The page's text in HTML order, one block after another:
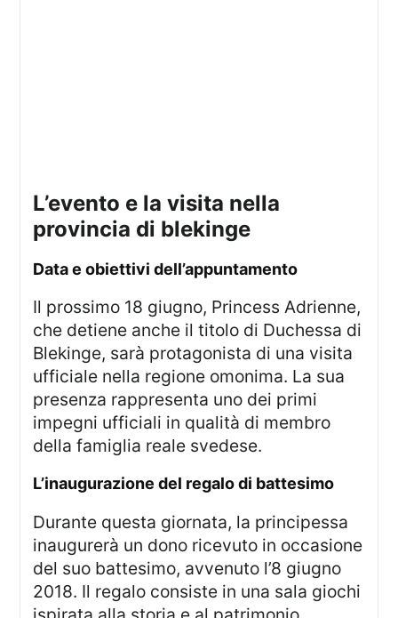
l’evento e la visita nella
provincia di blekinge
data e obiettivi dell’appuntamento
Il prossimo 18 giugno, Princess Adrienne,
che detiene anche il titolo di Duchessa di
Blekinge, sarà protagonista di una visita
ufficiale nella regione omonima. La sua
presenza rappresenta uno dei primi
impegni ufficiali in qualità di membro
della famiglia reale svedese.
l’inaugurazione del regalo di battesimo
Durante questa giornata, la principessa
inaugurerà un dono ricevuto in occasione
del suo battesimo, avvenuto l’8 giugno
2018. Il regalo consiste in una sala giochi